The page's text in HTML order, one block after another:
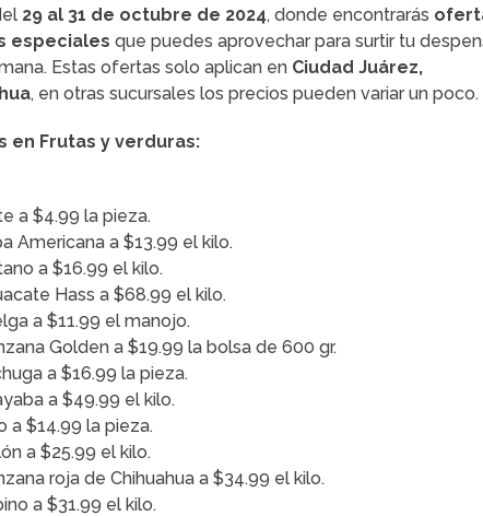
29 al 31 de octubre de 2024, donde encontrarás
especiales que puedes aprovechar para surtir tu
Estas ofertas solo aplican en Ciudad Juárez,
, en otras sucursales los precios pueden variar un poco.
en Frutas y verduras:
a $4.99 la pieza.
Americana a $13.99 el kilo.
a $16.99 el kilo.
Hass a $68.99 el kilo.
a $11.99 el manojo.
Golden a $19.99 la bolsa de 600 gr.
a $16.99 la pieza.
a $49.99 el kilo.
a $14.99 la pieza.
a $25.99 el kilo.
roja de Chihuahua a $34.99 el kilo.
a $31.99 el kilo.